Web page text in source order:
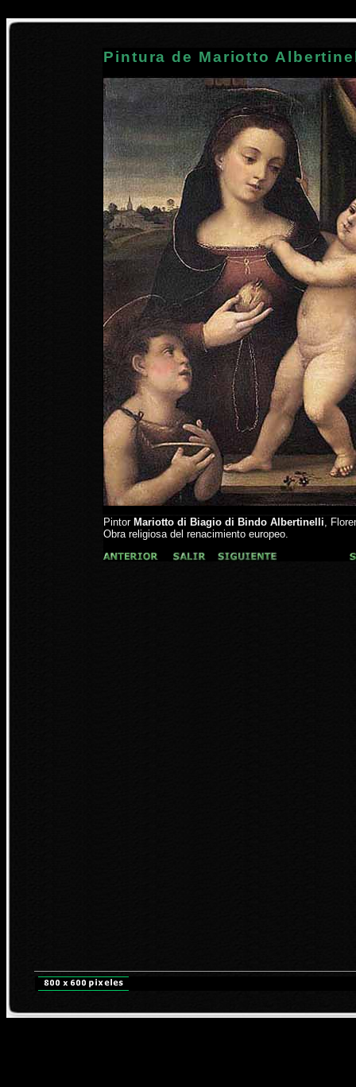
Pintura de Mariotto
Pintor Mariotto di Biagio di Bindo Albertinelli,
Obra religiosa del renacimiento europeo.